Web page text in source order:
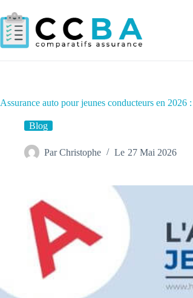
au
contenu
Assurance auto pour jeunes conducteurs en 2026
Blog
Par Christophe Le 27 Mai 2026